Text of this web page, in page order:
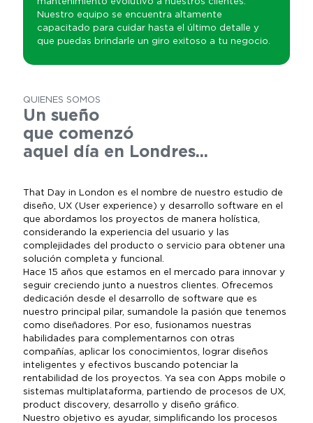
Nuestro equipo se encuentra altamente
capacitado para cuidar hasta el último detalle y
que puedas brindarle un giro exitoso a tu negocio.
QUIENES SOMOS
Un sueño
que comenzó
aquel día en Londres...
That Day in London es el nombre de nuestro estudio de
diseño, UX (User experience) y desarrollo software en el
que abordamos los proyectos de manera holística,
considerando la experiencia del usuario y las
complejidades del producto o servicio para obtener una
solución completa y funcional.
Hace 15 años que estamos en el mercado para innovar y
seguir creciendo junto a nuestros clientes. Ofrecemos
dedicación desde el desarrollo de software que es
nuestro principal pilar, sumandole la pasión que tenemos
como diseñadores. Por eso, fusionamos nuestras
habilidades para complementarnos con otras
compañías, aplicar los conocimientos, lograr diseños
inteligentes y efectivos buscando potenciar la
rentabilidad de los proyectos. Ya sea con Apps mobile o
sistemas multiplataforma, partiendo de procesos de UX,
product discovery, desarrollo y diseño gráfico.
Nuestro objetivo es ayudar, simplificando los procesos